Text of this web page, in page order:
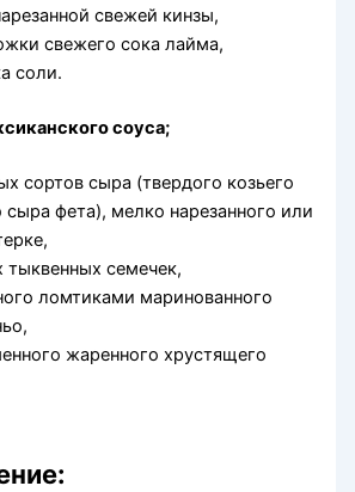
свежей кинзы,
свежего сока лайма,
соли.
соуса;
сортов сыра (твердого козьего
сыра фета), мелко нарезанного или
тыквенных семечек,
ломтиками маринованного
жаренного хрустящего